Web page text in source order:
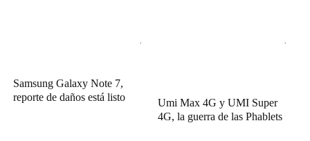
Samsung Galaxy Note 7,
reporte de daños está listo
Umi Max 4G y UMI Super
4G, la guerra de las Phablets